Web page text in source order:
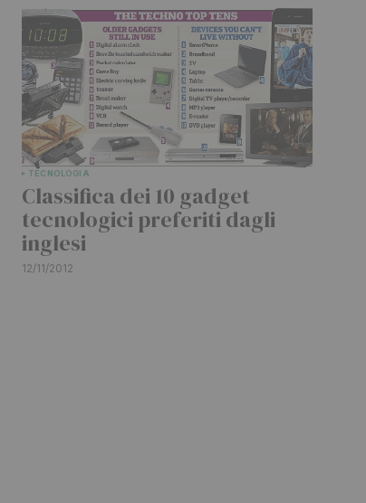
TECNOLOGIA
Classifica dei 10 gadget
tecnologici preferiti dagli
inglesi
12/11/2012